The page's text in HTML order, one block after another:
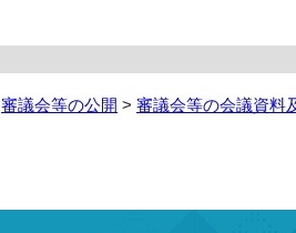
審議会等の公開 > 審議会等の会議資料